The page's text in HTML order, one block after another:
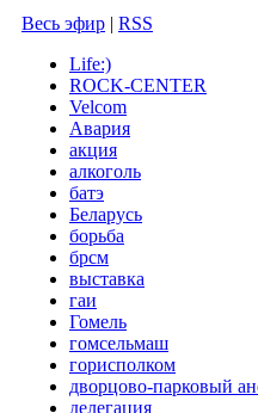
Весь эфир | RSS
Life:)
ROCK-CENTER
Velcom
Авария
акция
алкоголь
батэ
Беларусь
борьба
брсм
выставка
гаи
Гомель
гомсельмаш
горисполком
дворцово-парковый
делегация